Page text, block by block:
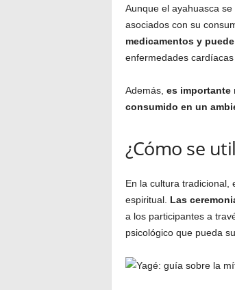
Aunque el ayahuasca
asociados con su
medicamentos y
enfermedades
Además, es importante
consumido en un
¿Cómo se
En la cultura tradicional,
espiritual. Las
a los participantes a
psicológico que pueda